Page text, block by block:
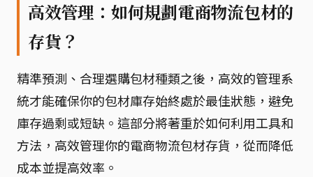
高效管理：如何規劃電商物流包材的
存貨？
精準預測、合理選購包材種類之後，高效的管理系
統才能確保你的包材庫存始終處於最佳狀態，避免
庫存過剩或短缺。這部分將著重於如何利用工具和
方法，高效管理你的電商物流包材存貨，從而降低
成本並提高效率。